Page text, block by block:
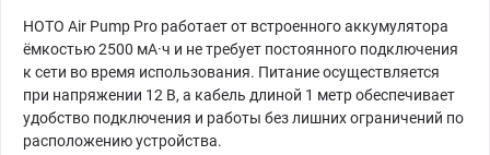
HOTO Air Pump Pro работает от встроенного аккумулятора
ёмкостью 2500 мА·ч и не требует постоянного подключения
к сети во время использования. Питание осуществляется
при напряжении 12 В, а кабель длиной 1 метр обеспечивает
удобство подключения и работы без лишних ограничений по
расположению устройства.